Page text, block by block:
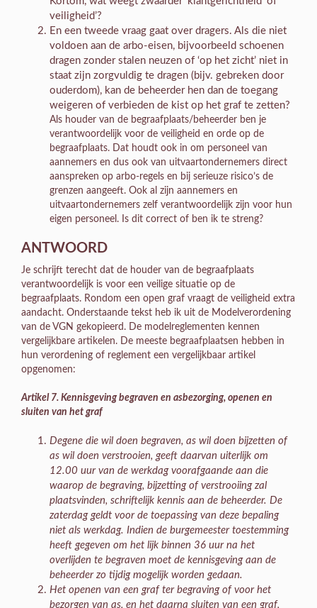
veiligheid’?
En een tweede vraag gaat over dragers. Als die niet
voldoen aan de arbo-eisen, bijvoorbeeld schoenen
dragen zonder stalen neuzen of ‘op het zicht’ niet in
staat zijn zorgvuldig te dragen (bijv. gebreken door
ouderdom), kan de beheerder hen dan de toegang
weigeren of verbieden de kist op het graf te zetten?
Als houder van de begraafplaats/beheerder ben je
verantwoordelijk voor de veiligheid en orde op de
begraafplaats. Dat houdt ook in om personeel van
aannemers en dus ook van uitvaartondernemers direct
aanspreken op arbo-regels en bij serieuze risico’s de
grenzen aangeeft. Ook al zijn aannemers en
uitvaartondernemers zelf verantwoordelijk zijn voor hun
eigen personeel. Is dit correct of ben ik te streng?
ANTWOORD
Je schrijft terecht dat de houder van de begraafplaats
verantwoordelijk is voor een veilige situatie op de
begraafplaats. Rondom een open graf vraagt de veiligheid extra
aandacht. Onderstaande tekst heb ik uit de Modelverordening
van de VGN gekopieerd. De modelreglementen kennen
vergelijkbare artikelen. De meeste begraafplaatsen hebben in
hun verordening of reglement een vergelijkbaar artikel
opgenomen:
Artikel 7. Kennisgeving begraven en asbezorging, openen en
sluiten van het graf
Degene die wil doen begraven, as wil doen bijzetten of
as wil doen verstrooien, geeft daarvan uiterlijk om
12.00 uur van de werkdag voorafgaande aan die
waarop de begraving, bijzetting of verstrooiing zal
plaatsvinden, schriftelijk kennis aan de beheerder. De
zaterdag geldt voor de toepassing van deze bepaling
niet als werkdag. Indien de burgemeester toestemming
heeft gegeven om het lijk binnen 36 uur na het
overlijden te begraven moet de kennisgeving aan de
beheerder zo tijdig mogelijk worden gedaan.
Het openen van een graf ter begraving of voor het
bezorgen van as, en het daarna sluiten van een graf,